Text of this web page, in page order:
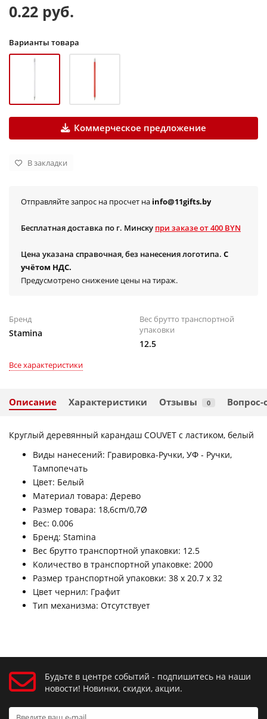
0.22 руб.
Варианты товара
Коммерческое предложение
В закладки
Отправляйте запрос на просчет на info@11gifts.by
Бесплатная доставка по г. Минску при заказе от 400 BYN
Цена указана справочная, без нанесения логотипа. С
учётом НДС.
Предусмотрено снижение цены на тираж.
Бренд
Stamina
Вес брутто транспортной
упаковки
12.5
Все характеристики
Описание Характеристики Отзывы 0 Вопрос-
Круглый деревянный карандаш COUVET с ластиком, белый
Виды нанесений: Гравировка-Pучки, УФ - Pучки,
Тампопечать
Цвет: Белый
Материал товара: Дерево
Размер товара: 18,6cm/0,7Ø
Вес: 0.006
Бренд: Stamina
Вес брутто транспортной упаковки: 12.5
Количество в транспортной упаковке: 2000
Размер транспортной упаковки: 38 x 20.7 x 32
Цвет чернил: Графит
Тип механизма: Отсутствует
Будьте в центре событий - подпишитесь на наши
новости! Новинки, скидки, акции.